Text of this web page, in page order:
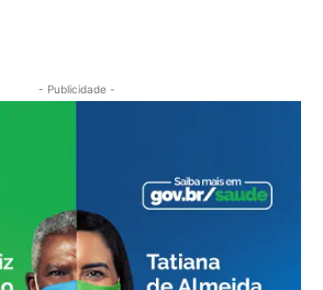
- Publicidade -